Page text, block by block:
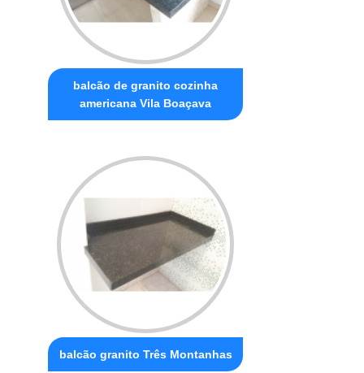
balcão de granito cozinha
americana Vila Boaçava
balcão granito Três Montanhas